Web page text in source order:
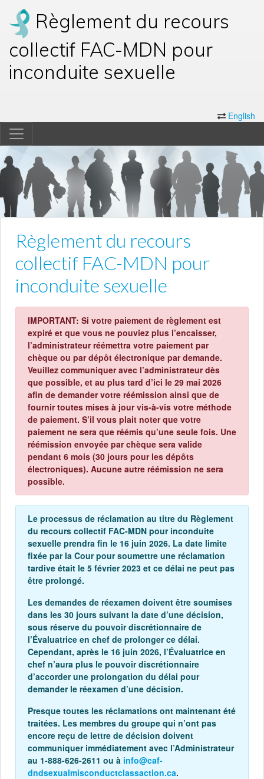
Règlement du recours
collectif FAC-MDN pour
inconduite sexuelle
English
Règlement du recours
collectif FAC-MDN pour
inconduite sexuelle
IMPORTANT: Si votre paiement de règlement est
expiré et que vous ne pouviez plus l’encaisser,
l’administrateur réémettra votre paiement par
chèque ou par dépôt électronique par demande.
Veuillez communiquer avec l’administrateur dès
que possible, et au plus tard d’ici le 29 mai 2026
afin de demander votre réémission ainsi que de
fournir toutes mises à jour vis-à-vis votre méthode
de paiement. S’il vous plait noter que votre
paiement ne sera que réémis qu’une seule fois. Une
réémission envoyée par chèque sera valide
pendant 6 mois (30 jours pour les dépôts
électroniques). Aucune autre réémission ne sera
possible.
Le processus de réclamation au titre du Règlement
du recours collectif FAC-MDN pour inconduite
sexuelle prendra fin le 16 juin 2026. La date limite
fixée par la Cour pour soumettre une réclamation
tardive était le 5 février 2023 et ce délai ne peut pas
être prolongé.
Les demandes de réexamen doivent être soumises
dans les 30 jours suivant la date d’une décision,
sous réserve du pouvoir discrétionnaire de
l’Évaluatrice en chef de prolonger ce délai.
Cependant, après le 16 juin 2026, l’Évaluatrice en
chef n’aura plus le pouvoir discrétionnaire
d’accorder une prolongation du délai pour
demander le réexamen d’une décision.
Presque toutes les réclamations ont maintenant été
traitées. Les membres du groupe qui n’ont pas
encore reçu de lettre de décision doivent
communiquer immédiatement avec l’Administrateur
au 1-888-626-2611 ou à info@caf-
dndsexualmisconductclassaction.ca.